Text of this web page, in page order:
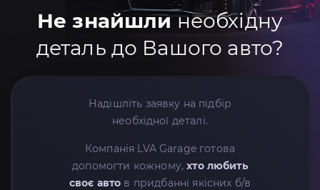
Не знайшлинеобхідну
деталь до Вашого авто?
Надішліть заявку на підбір
необхідної деталі.
Компанія LVA Garage готова
допомогти кожному,хто любить
своє авто в придбанні якісних б/в